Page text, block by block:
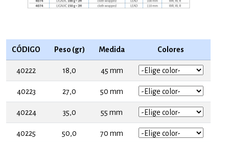
CÓDIGO Peso (gr) Medida Colores
40222 18,0 45 mm
40223 27,0 50 mm
40224 35,0 55 mm
40225 50,0 70 mm